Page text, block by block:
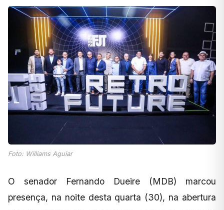
Foto: Williams Aguiar
O senador Fernando Dueire (MDB) marcou
presença, na noite desta quarta (30), na abertura